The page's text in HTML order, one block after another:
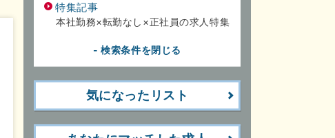
特集記事
本社勤務×転勤なし×正社員の求人特集
- 検索条件を閉じる
気になったリスト